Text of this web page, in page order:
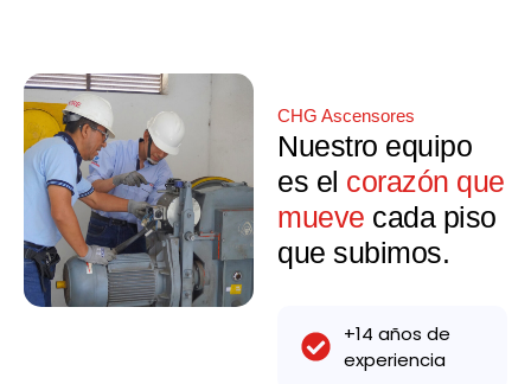
CHG Ascensores
Nuestro equipo
es el corazón que
mueve cada piso
que subimos.
+14 años de
experiencia